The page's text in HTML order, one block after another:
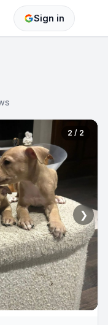
Sign in
❯
2 / 2